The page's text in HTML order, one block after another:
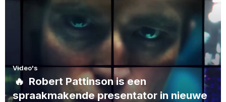
Video's
🔥 Robert Pattinson is een
spraakmakende presentator in nieuwe